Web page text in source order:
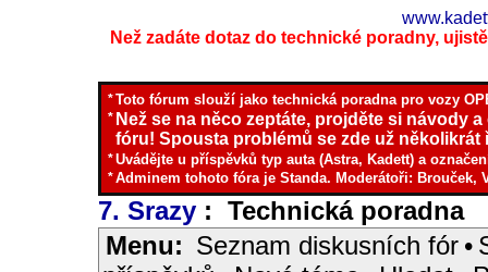
Než zadáte dotaz do technické poradny,
*Toto fórum slouží jako technická poradna pro vozy
* Než se na něco zeptáte, projděte si návody
fóru! Spousta problémů se zde už několikrát
*Uvádějte u příspěvků typ auta (Astra, Kadett) a
*Adminem tohoto fóra je Standa. Moderátoři: Brouček,
7. Srazy : Technická poradna
Menu: Seznam diskusních fór •